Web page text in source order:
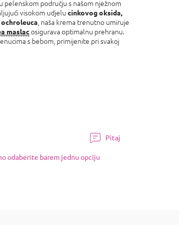
pelenskom području s našom nježnom
visokom udjelu cinkovog oksida,
, naša krema trenutno umiruje
maslacosigurava optimalnu prehranu.
s bebom, primijenite pri svakoj
Pitaj
odaberite barem jednu opciju